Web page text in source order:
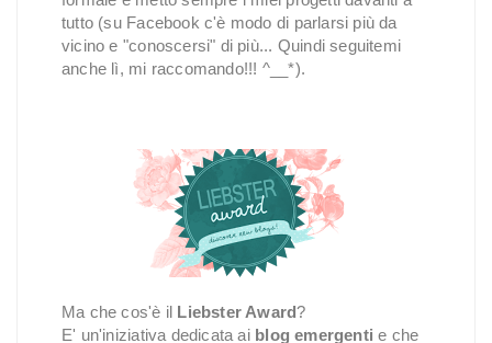
tutto (su Facebook c'è modo di parlarsi più da
vicino e "conoscersi" di più... Quindi seguitemi
anche lì, mi raccomando!!! ^__*).
Ma che cos'è il Liebster Award?
E' un'iniziativa dedicata ai blog emergenti e che